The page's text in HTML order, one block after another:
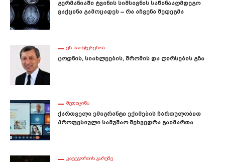
Გერმანიაში Ტვინის Სიმსივნის Საწინააღმდეგო
Ვაქცინა Გამოცადეს – Რა Აჩვენა Შედეგმა
ᲔᲡ ᲡᲐᲘᲜᲢᲔᲠᲔᲡᲝᲐ
Ცოდნის, Სიახლეების, Შრომის Და Ღირსების Გზა
ᲛᲔᲓᲘᲪᲘᲜᲐ
Ქართველი Ემიგრანტი Ექიმების Ჩართულობით
Პროფესიული Სამუშაო Შეხვედრა Გაიმართა
ᲙᲐᲢᲔᲒᲝᲠᲘᲘᲡ ᲒᲐᲠᲔᲨᲔ